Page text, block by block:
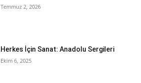
Temmuz 2, 2026
Herkes İçin Sanat: Anadolu Sergileri
Ekim 6, 2025